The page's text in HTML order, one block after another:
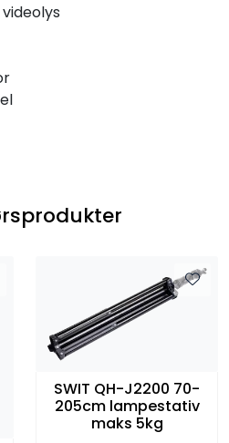
videolys
SWIT QH-J2200 70-
205cm lampestativ
maks 5kg